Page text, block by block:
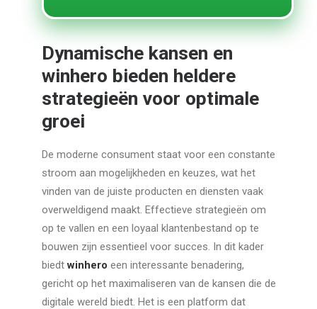
Dynamische kansen en
winhero bieden heldere
strategieën voor optimale
groei
De moderne consument staat voor een constante
stroom aan mogelijkheden en keuzes, wat het
vinden van de juiste producten en diensten vaak
overweldigend maakt. Effectieve strategieën om
op te vallen en een loyaal klantenbestand op te
bouwen zijn essentieel voor succes. In dit kader
biedtwinhero een interessante benadering,
gericht op het maximaliseren van de kansen die de
digitale wereld biedt. Het is een platform dat